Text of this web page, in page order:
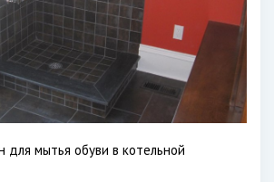
для мытья обуви в котельной